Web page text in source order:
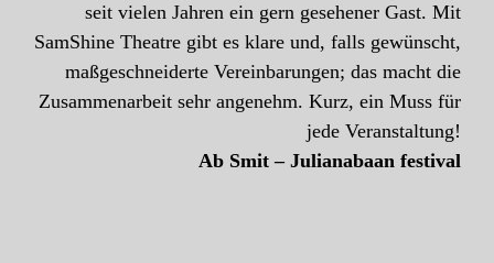
seit vielen Jahren ein gern gesehener Gast. Mit
SamShine Theatre gibt es klare und, falls gewünscht,
maßgeschneiderte Vereinbarungen; das macht die
Zusammenarbeit sehr angenehm. Kurz, ein Muss für
jede Veranstaltung!
Ab Smit – Julianabaan festival